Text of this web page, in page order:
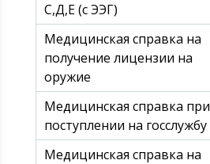
С,Д,Е (с ЭЭГ)
Медицинская справка на
получение лицензии на
оружие
Медицинская справка при
поступлении на госслужбу
Медицинская справка на